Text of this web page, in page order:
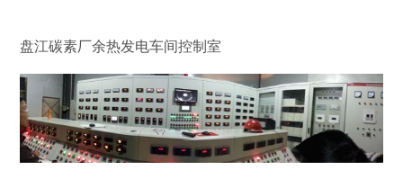
盘江碳素厂余热发电车间控制室